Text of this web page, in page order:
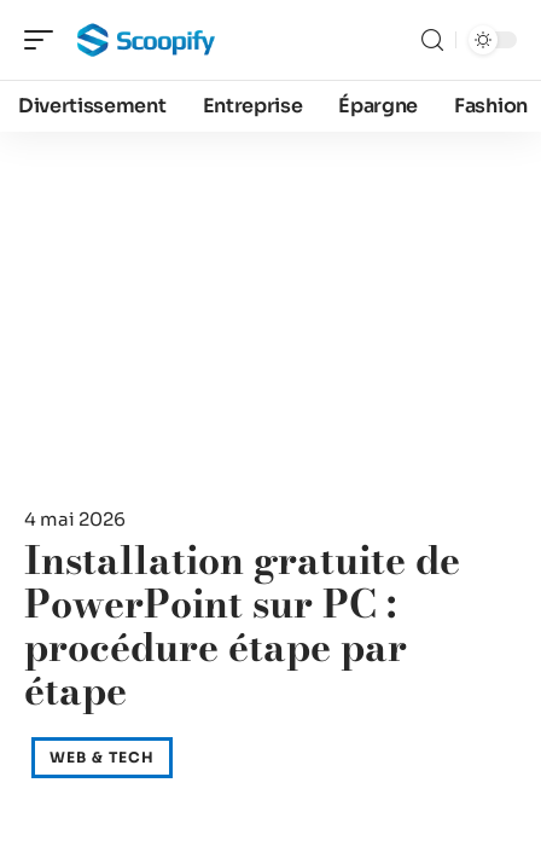
Divertissement Entreprise Épargne Fashion
4 mai 2026
Installation gratuite de
PowerPoint sur PC :
procédure étape par
étape
WEB & TECH